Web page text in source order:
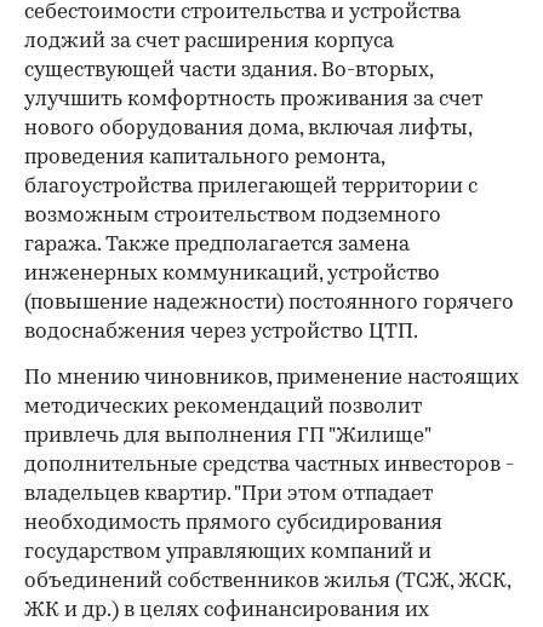
себестоимости строительства и устройства
лоджий за счет расширения корпуса
существующей части здания. Во-вторых,
улучшить комфортность проживания за счет
нового оборудования дома, включая лифты,
проведения капитального ремонта,
благоустройства прилегающей территории с
возможным строительством подземного
гаража. Также предполагается замена
инженерных коммуникаций, устройство
(повышение надежности) постоянного горячего
водоснабжения через устройство ЦТП.
По мнению чиновников, применение настоящих
методических рекомендаций позволит
привлечь для выполнения ГП "Жилище"
дополнительные средства частных инвесторов -
владельцев квартир. "При этом отпадает
необходимость прямого субсидирования
государством управляющих компаний и
объединений собственников жилья (ТСЖ, ЖСК,
ЖК и др.) в целях софинансирования их